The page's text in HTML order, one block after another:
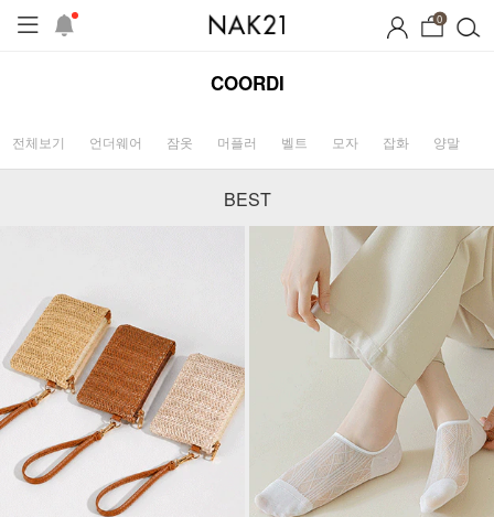
0
시즌오프 1+1 기획세트 자체제작 여름
COORDI
전체보기 언더웨어 잠옷 머플러 벨트 모자 잡화 양말
BEST